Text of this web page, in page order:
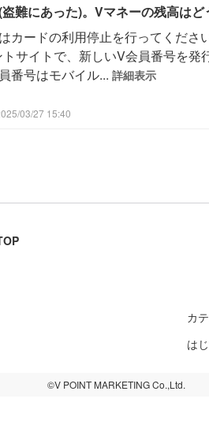
難にあった)。Vマネーの残高は
カードの利用停止を行ってくださ
サイトで、新しいV会員番号を
番号はモバイル... 詳細表示
03/27 15:40
カ
は
©V POINT MARKETING Co.,Ltd.